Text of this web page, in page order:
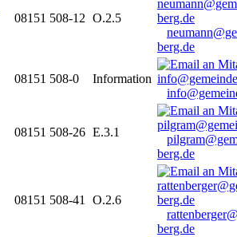
08151 508-12 O.2.5
berg.de
08151 508-0
Information
08151 508-26 E.3.1
berg.de
08151 508-41
O.2.6
berg.de